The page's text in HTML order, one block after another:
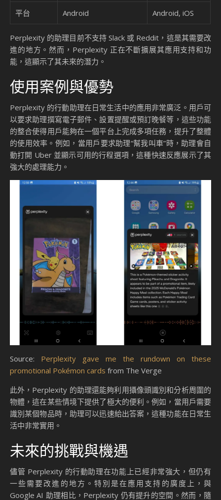
平台 Android Android, iOS
Perplexity 的助理目前不支持 Slack 或 Reddit，這是其需要改
進的地方。然而，Perplexity 正在不斷擴展其應用支持和功
能，這顯示了其未來的潛力。
使用案例與優勢
Perplexity 的行動助理在日常生活中的應用非常廣泛。用戶可
以要求助理撰寫電子郵件、設置提醒或預訂晚餐等，這些功能
的整合使得用戶能夠在一個平台上完成多項任務，提升了整體
的使用效率。例如，當用戶要求助理“幫我叫車”時，助理會自
動打開 Uber 並顯示可用的行程選項，這種快速反應展示了其
強大的處理能力。
Source: Perplexity gave me the rundown on these
promotional Pokémon cards from The Verge
此外，Perplexity 的助理還能夠利用攝像頭識別和分析周圍的
物體，這在某些情境下提供了極大的便利。例如，當用戶需要
識別某個物品時，助理可以迅速給出答案，這種功能在日常生
活中非常實用。
未來的挑戰與機遇
儘管 Perplexity 的行動助理在功能上已經非常強大，但仍有
一些需要改進的地方。特別是在應用支持的廣度上，與
Google AI 助理相比，Perplexity 仍有提升的空間。然而，隨